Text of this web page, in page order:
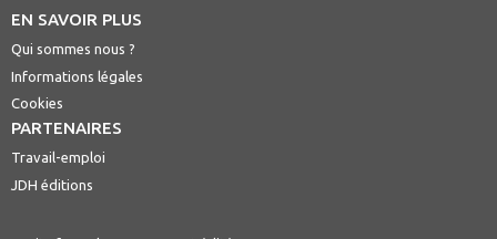
EN SAVOIR PLUS
Qui sommes nous ?
Informations légales
Cookies
PARTENAIRES
Travail-emploi
JDH éditions